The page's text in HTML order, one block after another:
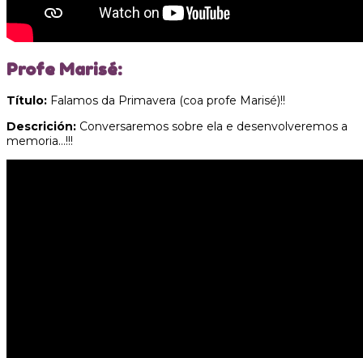
Profe Marisé:
Título: Falamos da Primavera (coa profe Marisé)!!
Descrición: Conversaremos sobre ela e desenvolveremos a
memoria…!!!